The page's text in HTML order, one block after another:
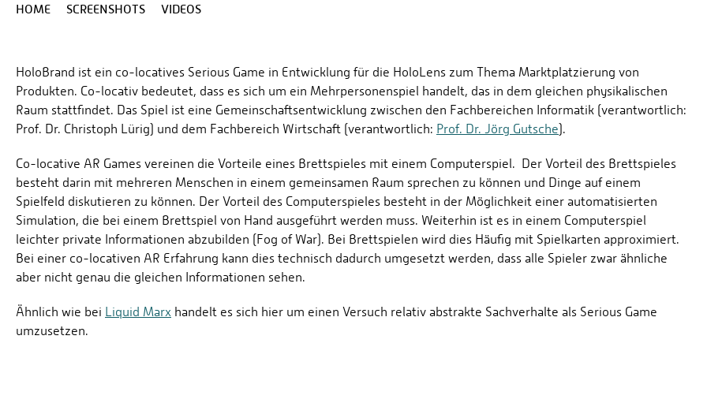
HOME SCREENSHOTS VIDEOS
HoloBrand ist ein co-locatives Serious Game in Entwicklung für die HoloLens zum Thema Marktplatzierung von
Produkten. Co-locativ bedeutet, dass es sich um ein Mehrpersonenspiel handelt, das in dem gleichen physikalischen
Raum stattfindet. Das Spiel ist eine Gemeinschaftsentwicklung zwischen den Fachbereichen Informatik (verantwortlich:
Prof. Dr. Christoph Lürig) und dem Fachbereich Wirtschaft (verantwortlich: Prof. Dr. Jörg Gutsche).
Co-locative AR Games vereinen die Vorteile eines Brettspieles mit einem Computerspiel. Der Vorteil des Brettspieles
besteht darin mit mehreren Menschen in einem gemeinsamen Raum sprechen zu können und Dinge auf einem
Spielfeld diskutieren zu können. Der Vorteil des Computerspieles besteht in der Möglichkeit einer automatisierten
Simulation, die bei einem Brettspiel von Hand ausgeführt werden muss. Weiterhin ist es in einem Computerspiel
leichter private Informationen abzubilden (Fog of War). Bei Brettspielen wird dies Häufig mit Spielkarten approximiert.
Bei einer co-locativen AR Erfahrung kann dies technisch dadurch umgesetzt werden, dass alle Spieler zwar ähnliche
aber nicht genau die gleichen Informationen sehen.
Ähnlich wie bei Liquid Marx handelt es sich hier um einen Versuch relativ abstrakte Sachverhalte als Serious Game
umzusetzen.